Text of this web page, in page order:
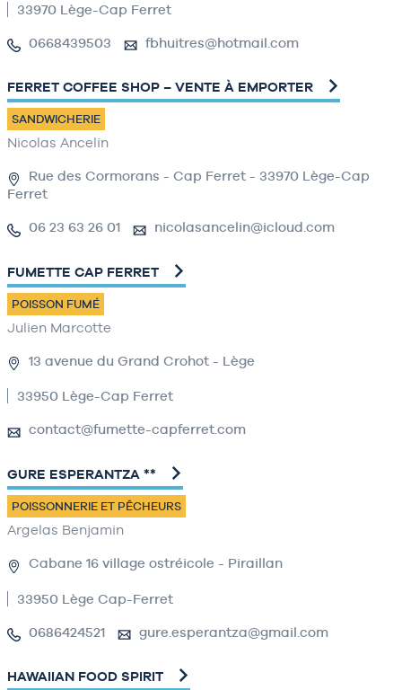
33970 Lège-Cap Ferret
0668439503 fbhuitres@hotmail.com
FERRET COFFEE SHOP – VENTE À EMPORTER
SANDWICHERIE
Nicolas Ancelin
Rue des Cormorans - Cap Ferret - 33970 Lège-Cap
Ferret
06 23 63 26 01 nicolasancelin@icloud.com
FUMETTE CAP FERRET
POISSON FUMÉ
Julien Marcotte
13 avenue du Grand Crohot - Lège
33950 Lège-Cap Ferret
contact@fumette-capferret.com
GURE ESPERANTZA **
POISSONNERIE ET PÊCHEURS
Argelas Benjamin
Cabane 16 village ostréicole - Piraillan
33950 Lège Cap-Ferret
0686424521 gure.esperantza@gmail.com
HAWAIIAN FOOD SPIRIT